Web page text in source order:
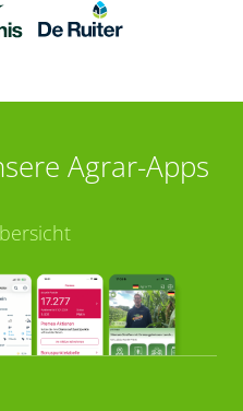
Agrar-Apps